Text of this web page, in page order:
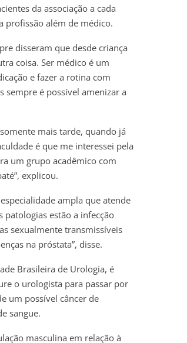
da associação a cada
profissão além de médico.
disseram que desde criança
coisa. Ser médico é um
e fazer a rotina com
sempre é possível amenizar a
mais tarde, quando já
é que me interessei pela
um grupo acadêmico com
explicou.
ampla que atende
estão a infecção
sexualmente transmissíveis
na próstata”, disse.
Brasileira de Urologia, é
o urologista para passar por
um possível câncer de
sangue.
masculina em relação à